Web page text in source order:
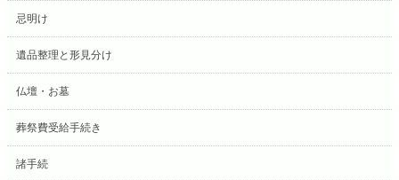
忌明け
遺品整理と形見分け
仏壇・お墓
葬祭費受給手続き
諸手続